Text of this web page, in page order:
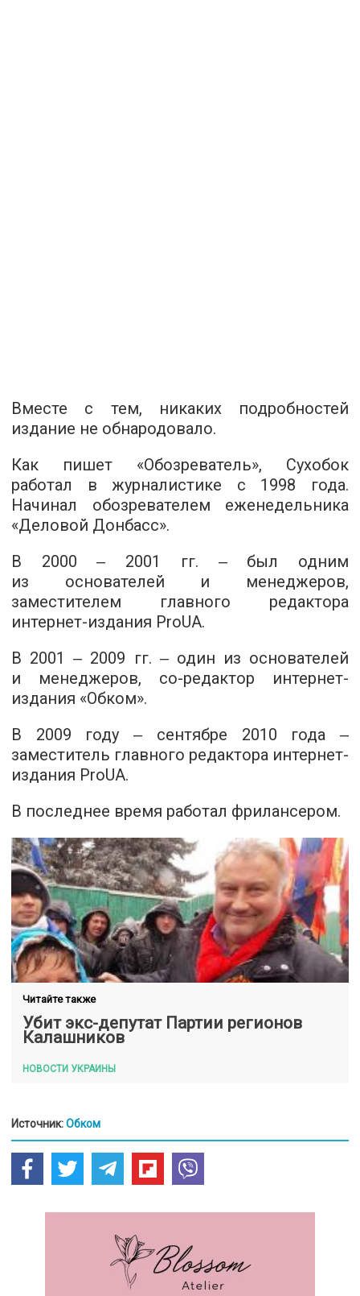
Вместе с тем, никаких подробностей
издание не обнародовало.
Как пишет «Обозреватель», Сухобок
работал в журналистике с 1998 года.
Начинал обозревателем еженедельника
«Деловой Донбасс».
В 2000 ‒ 2001 гг. ‒ был одним
из основателей и менеджеров,
заместителем главного редактора
интернет-издания ProUA.
В 2001 ‒ 2009 гг. ‒ один из основателей
и менеджеров, со-редактор интернет-
издания «Обком».
В 2009 году ‒ сентябре 2010 года ‒
заместитель главного редактора интернет-
издания ProUA.
В последнее время работал фрилансером.
Читайте также
Убит экс-депутат Партии регионов
Калашников
НОВОСТИ УКРАИНЫ
Источник:Обком